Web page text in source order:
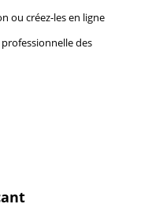
ou créez-les en ligne
des